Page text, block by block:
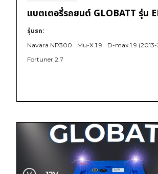
แบตเตอรี่รถยนต์ GLOBATT รุ่น
รุ่นรถ:
Navara NP300 Mu-X 1.9 D-max 1.9
Fortuner 2.7